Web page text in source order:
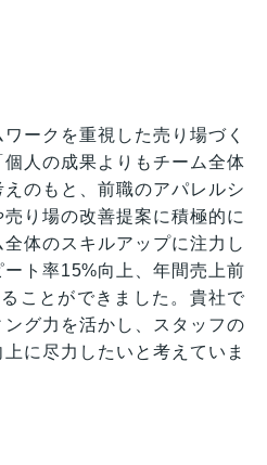
ークを重視した売り場づく
人の成果よりもチーム全体
のもと、前職のアパレルシ
り場の改善提案に積極的に
体のスキルアップに注力し
ト率15%向上、年間売上前
ことができました。貴社で
グ力を活かし、スタッフの
に尽力したいと考えていま